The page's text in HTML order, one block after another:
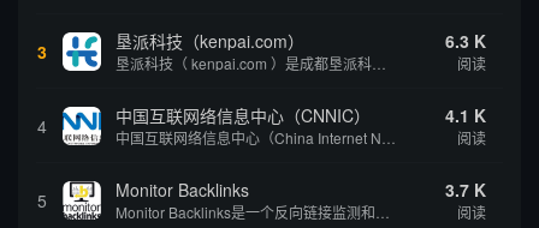
3 垦派科技（kenpai.com） 6.3 K
阅读
4 中国互联网络信息中心（CNNIC） 4.1 K
阅读
5 Monitor Backlinks 3.7 K
阅读